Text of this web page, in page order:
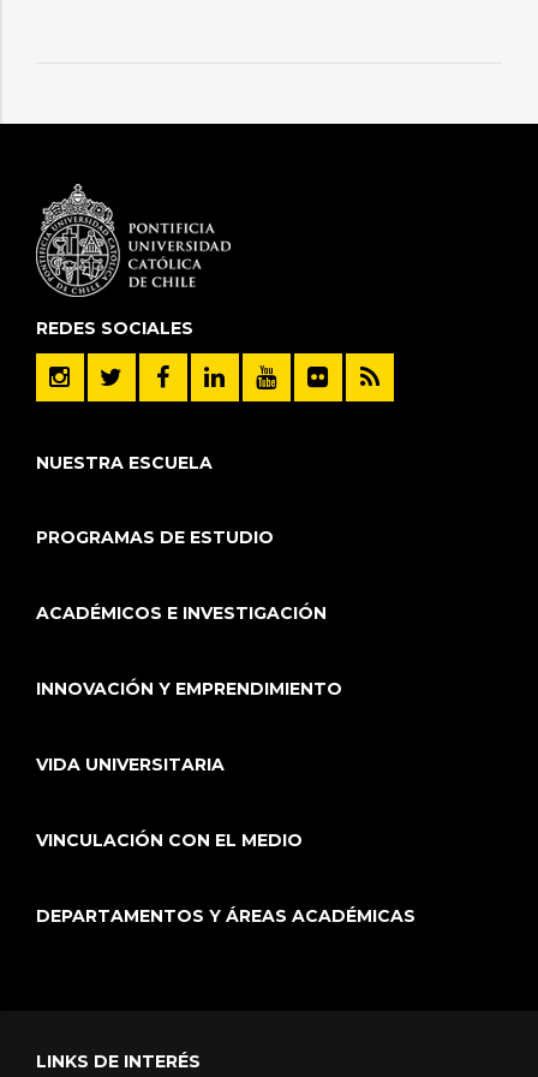
REDES SOCIALES
NUESTRA ESCUELA
PROGRAMAS DE ESTUDIO
ACADÉMICOS E INVESTIGACIÓN
INNOVACIÓN Y EMPRENDIMIENTO
VIDA UNIVERSITARIA
VINCULACIÓN CON EL MEDIO
DEPARTAMENTOS Y ÁREAS ACADÉMICAS
LINKS DE INTERÉS